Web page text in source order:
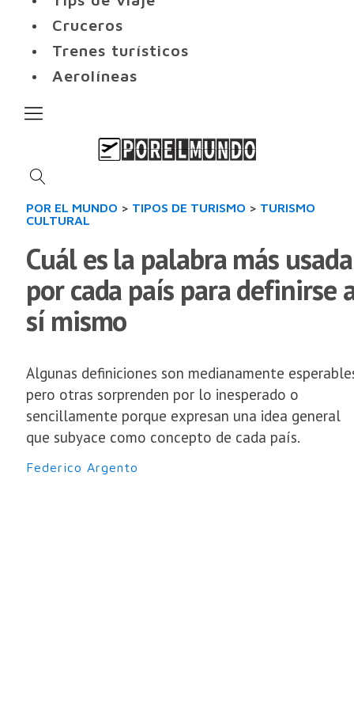
Cruceros
Trenes turísticos
Aerolíneas
POR EL MUNDO > TIPOS DE TURISMO > TURISMO
CULTURAL
Cuál es la palabra más usada
por cada país para definirse
sí mismo
Algunas definiciones son medianamente
pero otras sorprenden por lo inesperado o
sencillamente porque expresan una idea general
que subyace como concepto de cada país.
Federico Argento